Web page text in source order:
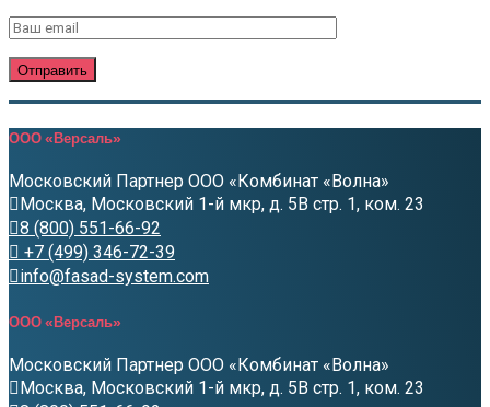
ООО «Версаль»
Московский Партнер ООО «Комбинат «Волна»
Москва, Московский 1-й мкр, д. 5В стр. 1, ком. 23
8 (800) 551-66-92
+7 (499) 346-72-39
info@fasad-system.com
ООО «Версаль»
Московский Партнер ООО «Комбинат «Волна»
Москва, Московский 1-й мкр, д. 5В стр. 1, ком. 23